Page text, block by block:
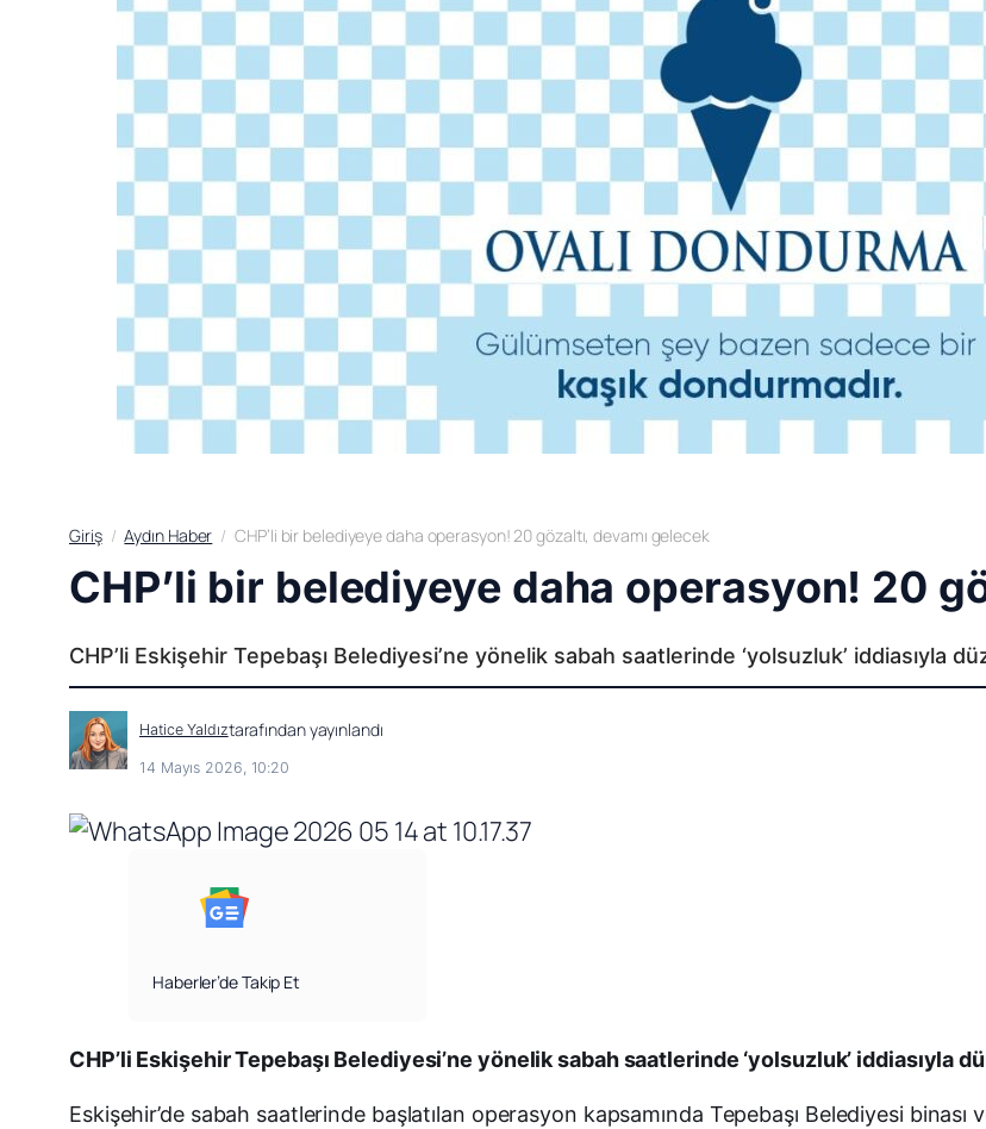
Giriş Aydın Haber CHP’li bir belediyeye daha operasyon! 20 gözaltı, devamı gelecek
CHP’li bir belediyeye daha operasyon! 20
CHP’li Eskişehir Tepebaşı Belediyesi’ne yönelik sabah saatlerinde ‘yolsuzluk’ iddiasıyla
Hatice Yaldıztarafından yayınlandı
14 Mayıs 2026, 10:20
Haberler’de Takip Et
CHP’li Eskişehir Tepebaşı Belediyesi’ne yönelik sabah saatlerinde ‘yolsuzluk’ iddiasıyla
Eskişehir’de sabah saatlerinde başlatılan operasyon kapsamında Tepebaşı Belediyesi binası